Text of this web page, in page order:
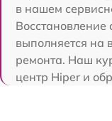
в нашем
выполняется на
ремонта. Наш
центр Hiper и